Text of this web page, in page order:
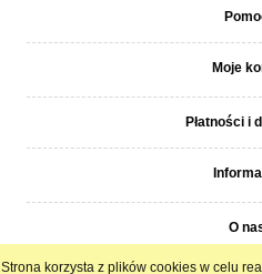
Strona korzysta z plików cookies w celu
Moje
Płatności i
O